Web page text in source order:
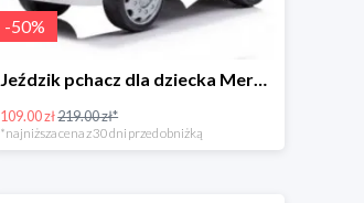
-50%
Jeździk pchacz dla dziecka Mercedes Antos Truck - biały
109.00 zł219.00 zł*
*najniższa cena z 30 dni przed obniżką